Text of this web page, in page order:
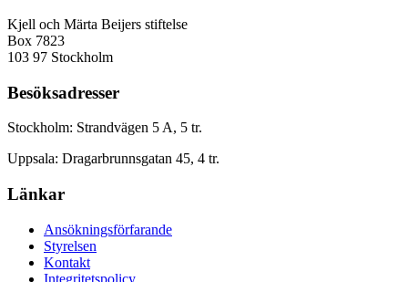
Kjell och Märta Beijers stiftelse
Box 7823
103 97 Stockholm
Besöksadresser
Stockholm: Strandvägen 5 A, 5 tr.
Uppsala: Dragarbrunnsgatan 45, 4 tr.
Länkar
Ansökningsförfarande
Styrelsen
Kontakt
Integritetspolicy